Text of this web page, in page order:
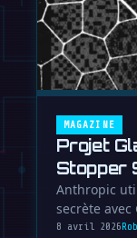
MAGAZINE
Projet
Stopper
Anthropic
secrète
logiciels.
8 avril 2026